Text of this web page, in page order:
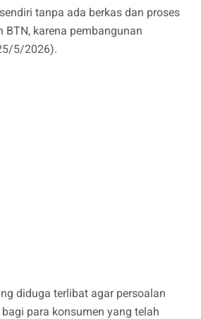
tanpa ada berkas dan proses
BTN, karena pembangunan
5/2026).
diduga terlibat agar persoalan
para konsumen yang telah